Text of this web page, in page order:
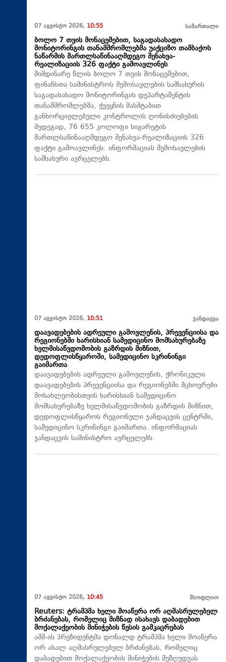
07 აგვისტო 2026, 10:55 სამართალი
ბოლო 7 თვის მონაცემებით, საგადასახადო
მონიტორინგის თანამშრომლებმა უაქციზო თამბაქოს
ნაწარმის მართლსაწინააღმდეგო შენახვა-
რეალიზაციის 326 ფაქტი გამოავლინეს
მიმდინარე წლის ბოლო 7 თვის მონაცემებით,
ფინანსთა სამინისტროს შემოსავლების სამსახურის
საგადასახადო მონიტორინგის დეპარტამენტის
თანამშრომლებმა, ქვეყნის მასშტაბით
განხორციელებული კონტროლის ღონისძიებების
შედეგად, 76 655 კოლოფი სიგარეტის
მართლსაწინააღმდეგო შენახვა-რეალიზაციის 326
ფაქტი გამოავლინეს. ინფორმაციას შემოსავლების
სამსახური ავრცელებს.
07 აგვისტო 2026, 10:51 ჯანდაცვა
დაავადებების ადრეული გამოვლენის, პრევენციისა და
რეგიონებში ხარისხიან სამედიცინო მომსახურებაზე
ხელმისაწვდომობის გაზრდის მიზნით,
დედოფლისწყაროში, სამედიცინო სკრინინგი
გაიმართა
დაავადებების ადრეული გამოვლენის, ქრონიკული
დაავადებების პრევენციისა და რეგიონებში მცხოვრები
მოსახლეობისთვის ხარისხიან სამედიცინო
მომსახურებაზე ხელმისაწვდომობის გაზრდის მიზნით,
დედოფლისწყაროს რეგიონული ჯანდაცვის ცენტრში,
სამედიცინო სკრინინგი გაიმართა. ინფორმაციას
ჯანდაცვის სამინისტრო ავრცელებს.
07 აგვისტო 2026, 10:45 მსოფლიო
Reuters: ტრამპმა ხელი მოაწერა ორ აღმასრულებელ
ბრძანებას, რომელიც მიზნად ისახავს დაბადებით
მოქალაქეობის მინიჭების წესის გამკაცრებას
აშშ-ის პრეზიდენტმა დონალდ ტრამპმა ხელი მოაწერა
ორ ახალ აღმასრულებელ ბრძანებას, რომელიც
დაბადებით მოქალაქეობის მინიჭების შეზღუდვას